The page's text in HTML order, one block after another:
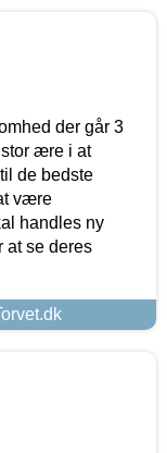
der går 3
ære i at
de bedste
være
handles ny
at se deres